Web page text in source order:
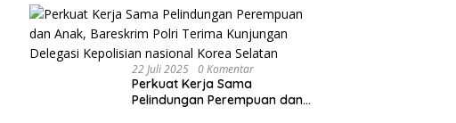
22 Juli 2025 0 Komentar
Perkuat Kerja Sama
Pelindungan Perempuan dan